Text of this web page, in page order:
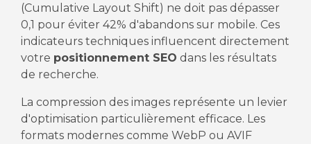
(Cumulative Layout Shift) ne doit pas dépasser
0,1 pour éviter 42% d'abandons sur mobile. Ces
indicateurs techniques influencent directement
votre positionnement SEO dans les résultats
de recherche.
La compression des images représente un levier
d'optimisation particulièrement efficace. Les
formats modernes comme WebP ou AVIF